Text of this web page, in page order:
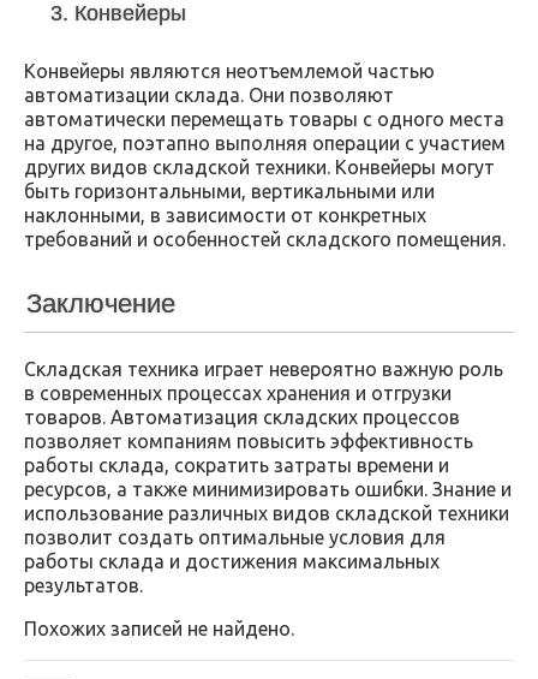
3. Конвейеры
Конвейеры являются неотъемлемой частью
автоматизации склада. Они позволяют
автоматически перемещать товары с одного места
на другое, поэтапно выполняя операции с участием
других видов складской техники. Конвейеры могут
быть горизонтальными, вертикальными или
наклонными, в зависимости от конкретных
требований и особенностей складского помещения.
Заключение
Складская техника играет невероятно важную роль
в современных процессах хранения и отгрузки
товаров. Автоматизация складских процессов
позволяет компаниям повысить эффективность
работы склада, сократить затраты времени и
ресурсов, а также минимизировать ошибки. Знание и
использование различных видов складской техники
позволит создать оптимальные условия для
работы склада и достижения максимальных
результатов.
Похожих записей не найдено.